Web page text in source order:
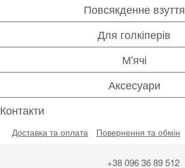
Повсякденне взуття
Для голкіперів
М'ячі
Аксесуари
Контакти
Доставка та оплата Повернення та обмін
+38 096 36 89 512